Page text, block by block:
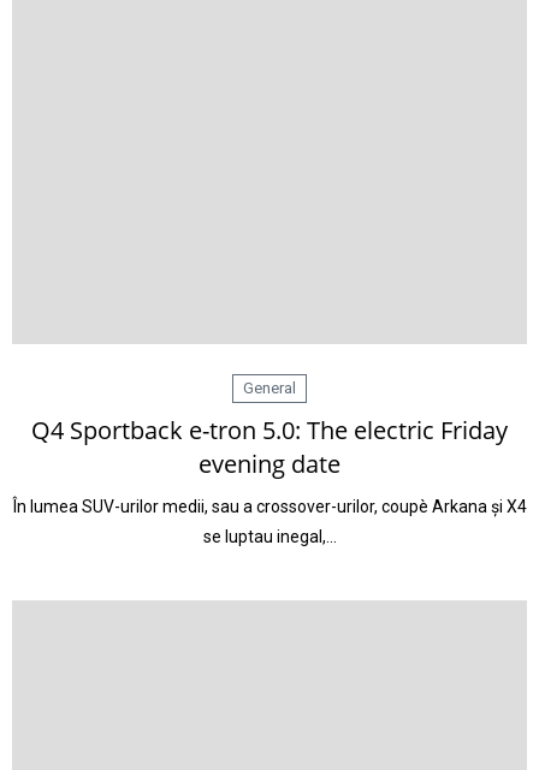
General
Q4 Sportback e-tron 5.0: The electric Friday
evening date
În lumea SUV-urilor medii, sau a crossover-urilor, coupè Arkana și X4
se luptau inegal,…